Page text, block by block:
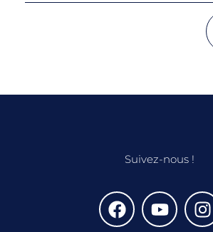
Suivez-nous !